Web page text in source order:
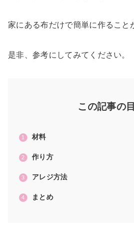
家にある布だけで簡単に作ること
是非、参考にしてみてください。
この記事の
材料
作り方
アレジ方法
まとめ